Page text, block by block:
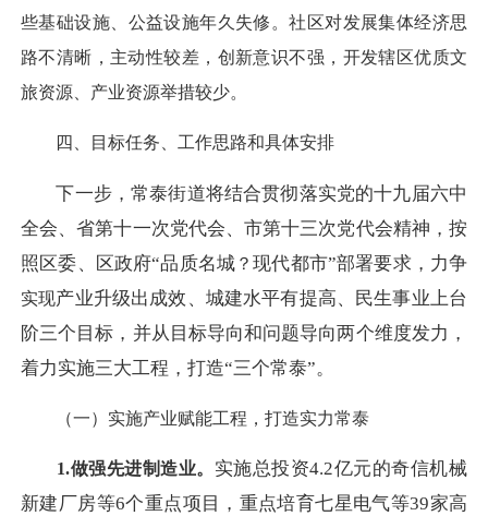
些基础设施 、公益设施年久失修 。社区对发展集体经济思
路不清晰，主动性较差，创新意识不强，开发辖区优质文
旅资源 产业资源举措较少。
四、目标任务、工作思路和具体安排
下一步，常泰街道将结合贯彻落实党的十九届六中
全会、省第十一次党代会、市第十三次党代会精神，按
照区委、区政府“品质名城 ？现代都市”部署要求，力争
实现产业升级出成效、城建水平有提高、民生事业上台
阶三个目标，并从目标导向和问题导向两个维度发力，
着力实施三大工程，打造“三个常泰”。
（一）实施产业赋能工程，打造实力常泰
1.做强先进制造业。 实施总投资4.2亿元的奇信机械
新建厂房等6个重点项目，重点培育七星电气等39家高